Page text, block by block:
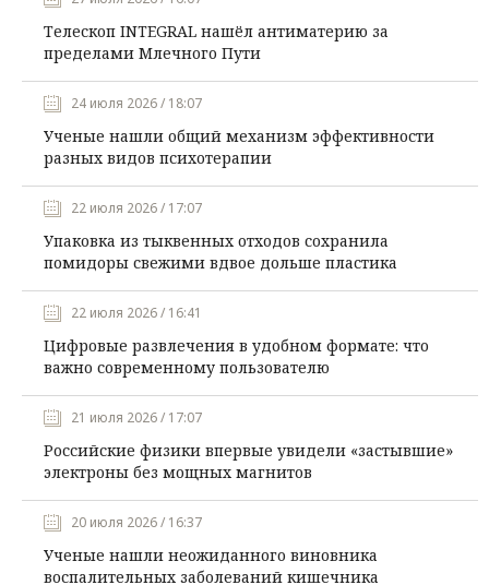
Телескоп INTEGRAL нашёл антиматерию за
пределами Млечного Пути
24 июля 2026 / 18:07
Ученые нашли общий механизм эффективности
разных видов психотерапии
22 июля 2026 / 17:07
Упаковка из тыквенных отходов сохранила
помидоры свежими вдвое дольше пластика
22 июля 2026 / 16:41
Цифровые развлечения в удобном формате: что
важно современному пользователю
21 июля 2026 / 17:07
Российские физики впервые увидели «застывшие»
электроны без мощных магнитов
20 июля 2026 / 16:37
Ученые нашли неожиданного виновника
воспалительных заболеваний кишечника